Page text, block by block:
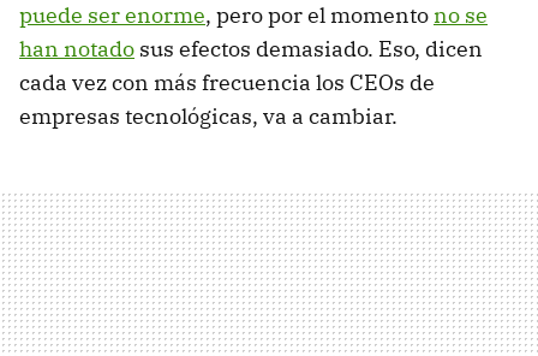
puede ser enorme, pero por el momentono se
han notado sus efectos demasiado. Eso, dicen
cada vez con más frecuencia los CEOs de
empresas tecnológicas, va a cambiar.